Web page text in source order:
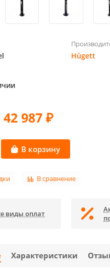
Hügett
42 987 ₽
В корзину
В сравнение
виды оплат
Характеристики